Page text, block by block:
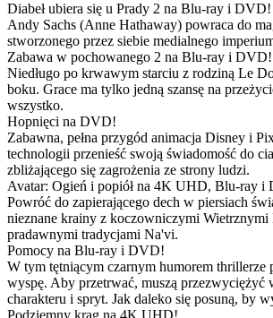
Diabeł ubiera się u Prady 2 na Blu-ray i DVD!
Andy Sachs (Anne Hathaway) powraca do
stworzonego przez siebie medialnego
Zabawa w pochowanego 2 na Blu-ray i DVD!
Niedługo po krwawym starciu z rodziną Le
boku. Grace ma tylko jedną szansę na
wszystko.
Hopnięci na DVD!
Zabawna, pełna przygód animacja Disney i
technologii przenieść swoją świadomość do
zbliżającego się zagrożenia ze strony ludzi.
Avatar: Ogień i popiół na 4K UHD, Blu-ray i
Powróć do zapierającego dech w piersiach
nieznane krainy z koczowniczymi
pradawnymi tradycjami Na'vi.
Pomocy na Blu-ray i DVD!
W tym tętniącym czarnym humorem
wyspę. Aby przetrwać, muszą przezwyciężyć
charakteru i spryt. Jak daleko się posuną, by
Podziemny krąg na 4K UHD!